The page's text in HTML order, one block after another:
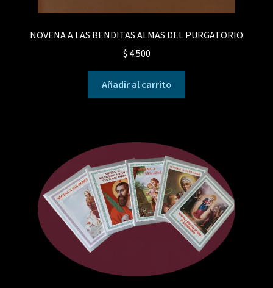
NOVENA A LAS BENDITAS ALMAS DEL PURGATORIO
$ 4.500
Añadir al carrito